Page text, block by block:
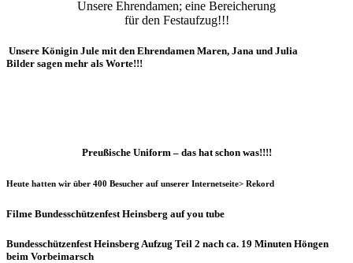
Unsere Ehrendamen; eine Bereicherung
für den Festaufzug!!!
Unsere Königin Jule mit den Ehrendamen Maren, Jana und Julia
Bilder sagen mehr als Worte!!!
Preußische Uniform – das hat schon was!!!!
Heute hatten wir über 400 Besucher auf unserer Internetseite> Rekord
Filme Bundesschützenfest Heinsberg auf you tube
Bundesschützenfest Heinsberg Aufzug Teil 2 nach ca. 19 Minuten Höngen
beim Vorbeimarsch